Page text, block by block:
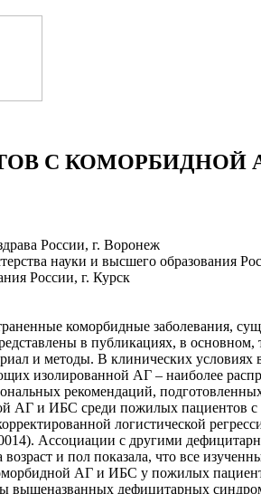
С КОМОРБИДНОЙ
России, г. Воронеж
науки и высшего образования
России, г. Курск
коморбидные заболевания,
в публикациях, в основном,
и методы. В клинических условиях
изолированной АГ – наиболее
рекомендаций,
АГ и ИБС среди пожилых пациентов
логистической
Ассоциации с другими
и пол показала, что все
АГ и ИБС у пожилых
вышеназванных дефицитарных